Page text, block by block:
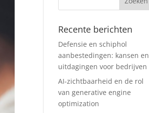
Recente berichten
Defensie en schiphol
aanbestedingen: kansen en
uitdagingen voor bedrijven
AI-zichtbaarheid en de rol
van generative engine
optimization